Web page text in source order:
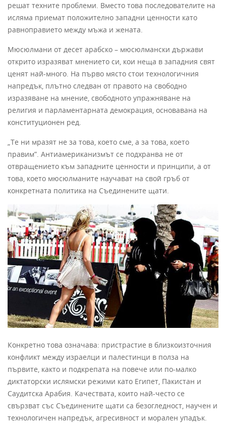
решат техните проблеми. Вместо това последователите на
исляма приемат положително западни ценности като
равноправието между мъжа и жената.
Мюсюлмани от десет арабско – мюсюлмански държави
открито изразяват мнението си, кои неща в западния свят
ценят най-много. На първо място стои технологичния
напредък, плътно следван от правото на свободно
изразяване на мнение, свободното упражняване на
религия и парламентарната демокрация, основавана на
конституционен ред.
„Те ни мразят не за това, което сме, а за това, което
правим”. Антиамериканизмът се подхранва не от
отвращението към западните ценности и принципи, а от
това, което мюсюлманите научават на свой гръб от
конкретната политика на Съединените щати.
Конкретно това означава: пристрастие в близкоизточния
конфликт между израелци и палестинци в полза на
първите, както и подкрепата на повече или по-малко
диктаторски ислямски режими като Египет, Пакистан и
Саудитска Арабия. Качествата, които най-често се
свързват със Съединените щати са безогледност, научен и
технологичен напредък, агресивност и морален упадък.